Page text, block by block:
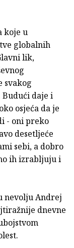
koje u
globalnih
lik,
svakog
daje i
osjeća da je
- oni preko
desetljeće
sebi, a dobro
ih izrabljuju i
nevolju Andrej
dnevne